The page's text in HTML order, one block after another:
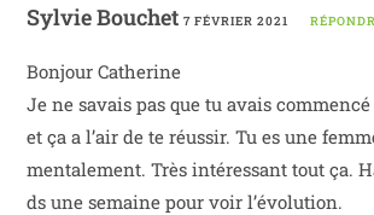
Sylvie Bouchet7 FÉVRIER 2021
Bonjour Catherine
Je ne savais pas que tu avais
et ça a l’air de te réussir. Tu es une
mentalement. Très intéressant tout ça.
ds une semaine pour voir l’évolution.